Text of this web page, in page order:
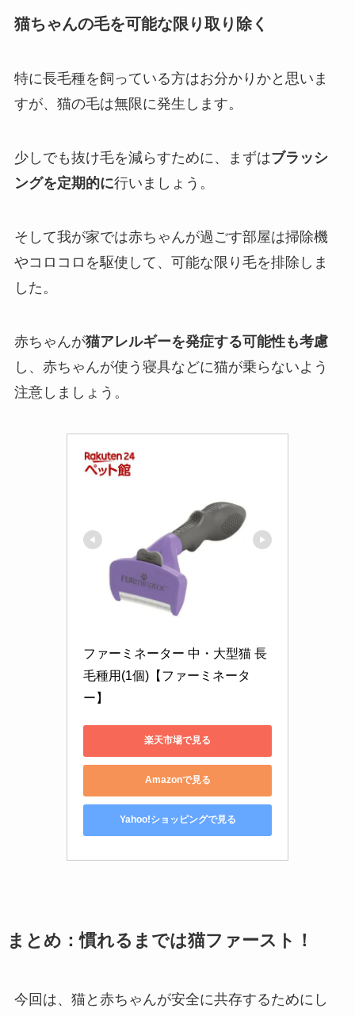
猫ちゃんの毛を可能な限り取り除く
特に長毛種を飼っている方はお分かりかと思いま
すが、猫の毛は無限に発生します。
少しでも抜け毛を減らすために、まずはブラッシ
ングを定期的に行いましょう。
そして我が家では赤ちゃんが過ごす部屋は掃除機
やコロコロを駆使して、可能な限り毛を排除しま
した。
赤ちゃんが猫アレルギーを発症する可能性も考慮
し、赤ちゃんが使う寝具などに猫が乗らないよう
注意しましょう。
ファーミネーター 中・大型猫 長
毛種用(1個)【ファーミネータ
ー】
楽天市場で見る
Amazonで見る
Yahoo!ショッピングで見る
まとめ：慣れるまでは猫ファースト！
今回は、猫と赤ちゃんが安全に共存するためにし